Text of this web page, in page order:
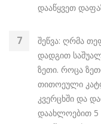
დააწყვეთ
შეწვა: ღრმა
დადგით
ზეთი. როცა
თითოეული
კვერცხში და
დაახლოებით 5